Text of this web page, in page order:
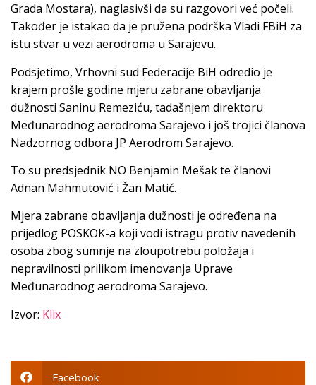
Grada Mostara), naglasivši da su razgovori već počeli.
Također je istakao da je pružena podrška Vladi FBiH za
istu stvar u vezi aerodroma u Sarajevu.
Podsjetimo, Vrhovni sud Federacije BiH odredio je
krajem prošle godine mjeru zabrane obavljanja
dužnosti Saninu Remeziću, tadašnjem direktoru
Međunarodnog aerodroma Sarajevo i još trojici članova
Nadzornog odbora JP Aerodrom Sarajevo.
To su predsjednik NO Benjamin Mešak te članovi
Adnan Mahmutović i Žan Matić.
Mjera zabrane obavljanja dužnosti je određena na
prijedlog POSKOK-a koji vodi istragu protiv navedenih
osoba zbog sumnje na zloupotrebu položaja i
nepravilnosti prilikom imenovanja Uprave
Međunarodnog aerodroma Sarajevo.
Izvor: Klix
Facebook